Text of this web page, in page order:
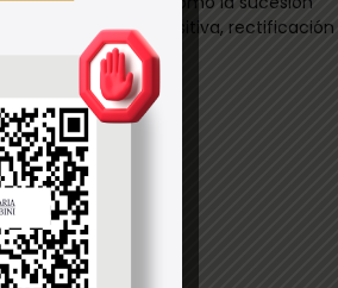
prescripción adquisitiva, rectificación
entre otros.